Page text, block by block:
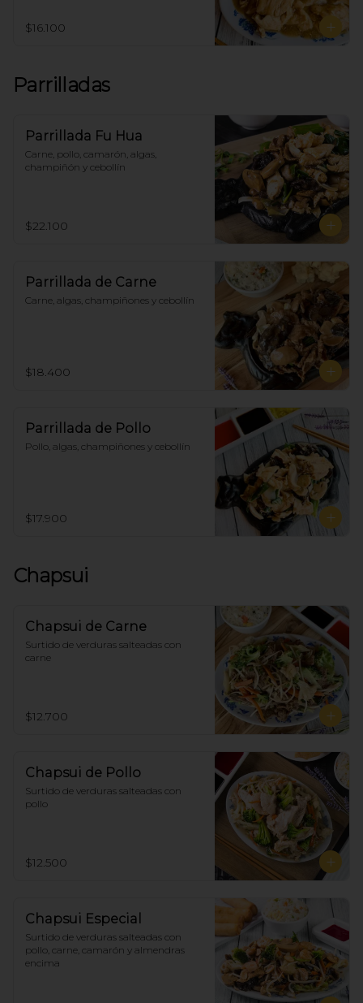
$16.100
Parrilladas
Parrillada Fu Hua
Carne, pollo, camarón, algas,
champiñón y cebollín
$22.100
Parrillada de Carne
Carne, algas, champiñones y cebollín
$18.400
Parrillada de Pollo
Pollo, algas, champiñones y cebollín
$17.900
Chapsui
Chapsui de Carne
Surtido de verduras salteadas con
carne
$12.700
Chapsui de Pollo
Surtido de verduras salteadas con
pollo
$12.500
Chapsui Especial
Surtido de verduras salteadas con
pollo, carne, camarón y almendras
encima